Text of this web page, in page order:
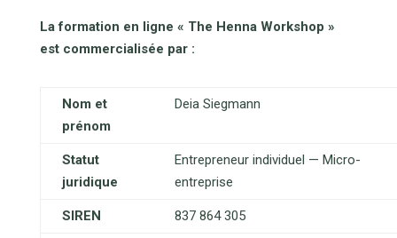
La formation en ligne « The Henna Workshop »
est commercialisée par :
Nom et
prénom
Deia Siegmann
Statut
juridique
Entrepreneur individuel — Micro-
entreprise
SIREN 837 864 305